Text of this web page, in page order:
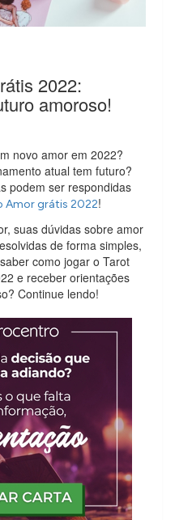
2022:
amoroso!
novo amor em 2022?
atual tem futuro?
podem ser respondidas
Amor grátis 2022!
suas dúvidas sobre amor
de forma simples,
como jogar o Tarot
e receber orientações
Continue lendo!